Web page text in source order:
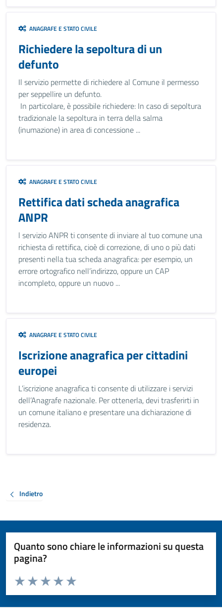
ANAGRAFE E STATO CIVILE
Richiedere la sepoltura di un
defunto
Il servizio permette di richiedere al Comune il permesso
per seppellire un defunto.
In particolare, è possibile richiedere: In caso di sepoltura
tradizionale la sepoltura in terra della salma
(inumazione) in area di concessione ...
ANAGRAFE E STATO CIVILE
Rettifica dati scheda anagrafica
ANPR
l servizio ANPR ti consente di inviare al tuo comune una
richiesta di rettifica, cioè di correzione, di uno o più dati
presenti nella tua scheda anagrafica: per esempio, un
errore ortografico nell’indirizzo, oppure un CAP
incompleto, oppure un nuovo ...
ANAGRAFE E STATO CIVILE
Iscrizione anagrafica per cittadini
europei
L’iscrizione anagrafica ti consente di utilizzare i servizi
dell’Anagrafe nazionale. Per ottenerla, devi trasferirti in
un comune italiano e presentare una dichiarazione di
residenza.
Indietro
Quanto sono chiare le informazioni su questa
pagina?
Valuta da 1 a 5 stelle la pagina
Valuta 5 stelle su 5
Valuta 4 stelle su 5
Valuta 3 stelle su 5
Valuta 2 stelle su 5
Valuta 1 stelle su 5